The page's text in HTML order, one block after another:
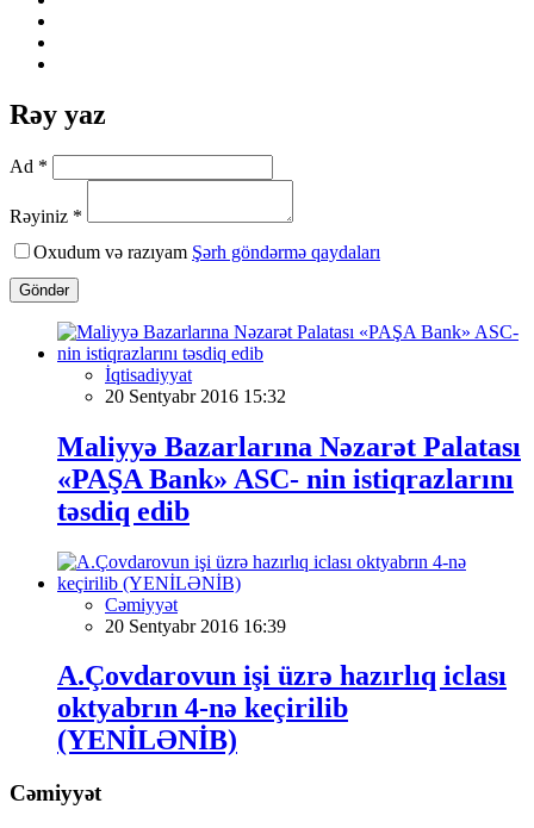
Rəy yaz
Ad *
Rəyiniz *
Oxudum və razıyam Şərh göndərmə qaydaları
Göndər
İqtisadiyyat
20 Sentyabr 2016 15:32
Maliyyə Bazarlarına Nəzarət Palatası
«PAŞA Bank» ASC- nin istiqrazlarını
təsdiq edib
Cəmiyyət
20 Sentyabr 2016 16:39
A.Çovdarovun işi üzrə hazırlıq iclası
oktyabrın 4-nə keçirilib
(YENİLƏNİB)
Cəmiyyət